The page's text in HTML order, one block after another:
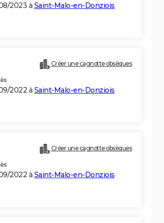
2023 à Saint-Malo-en-Donziois
Créer une cagnotte obsèques
2022 à Saint-Malo-en-Donziois
Créer une cagnotte obsèques
2022 à Saint-Malo-en-Donziois